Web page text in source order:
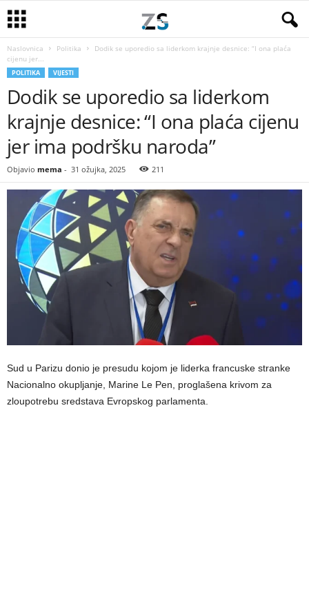
Naslovnica Politika
Dodik se uporedio sa liderkom krajnje desnice: “I ona plaća
cijenu jer...
POLITIKA VIJESTI
Dodik se uporedio sa liderkom
krajnje desnice: “I ona plaća cijenu
jer ima podršku naroda”
Objavio mema - 31 ožujka, 2025 211
Sud u Parizu donio je presudu kojom je liderka francuske stranke
Nacionalno okupljanje, Marine Le Pen, proglašena krivom za
zloupotrebu sredstava Evropskog parlamenta.